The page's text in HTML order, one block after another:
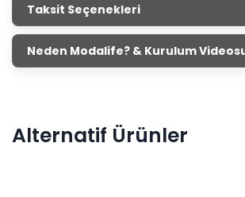
Taksit Seçenekleri
Neden Modalife? & Kurulum
Alternatif Ürünler